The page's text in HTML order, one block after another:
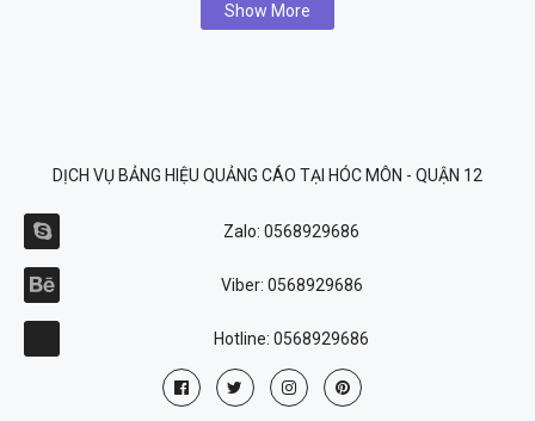
Show More
DỊCH VỤ BẢNG HIỆU QUẢNG CÁO TẠI HÓC MÔN - QUẬN 12
Zalo: 0568929686
Viber: 0568929686
Hotline: 0568929686